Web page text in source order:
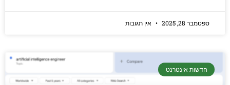
ספטמבר 28, 2025 אין תגובות
חדשות אינטרנט